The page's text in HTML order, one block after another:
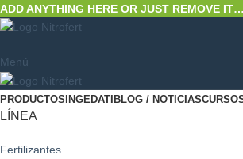
ADD ANYTHING HERE OR JUST REMOVE IT…
Menú
PRODUCTOSINGEDATIBLOG / NOTICIAS
LÍNEA
Fertilizantes